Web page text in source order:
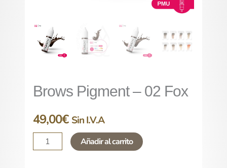
Brows Pigment – 02 Fox
49,00€ Sin I.V.A
Añadir al carrito